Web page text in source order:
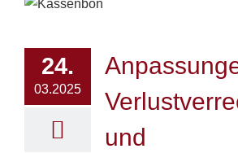
24.
03.2025
und